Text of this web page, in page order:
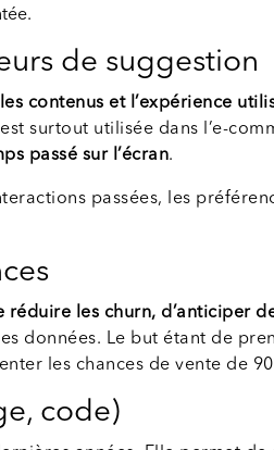
de suggestion
contenus et l’expérience
surtout utilisée dans l’e-
passé sur l’écran.
passées, les
réduire les churn, d’anticiper
données. Le but étant de
les chances de vente de
code)